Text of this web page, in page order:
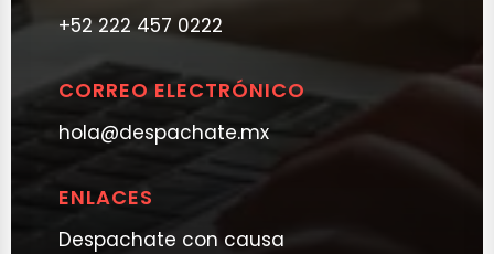
+52 222 457 0222
CORREO ELECTRÓNICO
hola@despachate.mx
ENLACES
Despachate con causa